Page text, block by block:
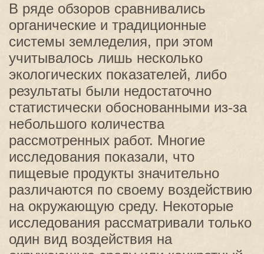
В ряде обзоров сравнивались
органические и традиционные
системы земледелия, при этом
учитывалось лишь несколько
экологических показателей, либо
результаты были недостаточно
статистически обоснованными из-за
небольшого количества
рассмотренных работ. Многие
исследования показали, что
пищевые продукты значительно
различаются по своему воздействию
на окружающую среду. Некоторые
исследования рассматривали только
один вид воздействия на